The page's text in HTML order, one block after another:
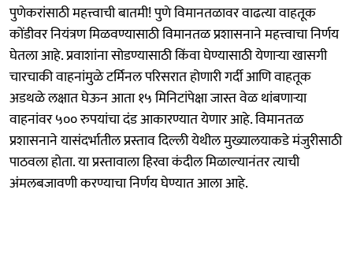
पुणेकरांसाठी महत्त्वाची बातमी! पुणे विमानतळावर वाढत्या वाहतूक
कोंडीवर नियंत्रण मिळवण्यासाठी विमानतळ प्रशासनाने महत्त्वाचा निर्णय
घेतला आहे. प्रवाशांना सोडण्यासाठी किंवा घेण्यासाठी येणाऱ्या खासगी
चारचाकी वाहनांमुळे टर्मिनल परिसरात होणारी गर्दी आणि वाहतूक
अडथळे लक्षात घेऊन आता १५ मिनिटांपेक्षा जास्त वेळ थांबणाऱ्या
वाहनांवर ५०० रुपयांचा दंड आकारण्यात येणार आहे. विमानतळ
प्रशासनाने यासंदर्भातील प्रस्ताव दिल्ली येथील मुख्यालयाकडे मंजुरीसाठी
पाठवला होता. या प्रस्तावाला हिरवा कंदील मिळाल्यानंतर त्याची
अंमलबजावणी करण्याचा निर्णय घेण्यात आला आहे.